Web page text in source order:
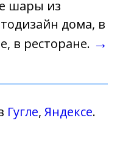
шары из
дома, в
в ресторане. →
Гугле, Яндексе.